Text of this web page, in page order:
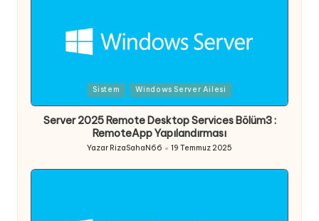
in
Sistem Windows Server Ailesi
Server 2025 Remote Desktop Services Bölüm3 :
RemoteApp Yapılandırması
Yazar RizaSahaN66 19 Temmuz 2025